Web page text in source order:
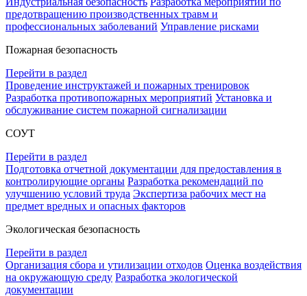
предотвращению производственных травм и
профессиональных заболеваний Управление рисками
Пожарная безопасность
Перейти в раздел
Проведение инструктажей и пожарных тренировок
Разработка противопожарных мероприятий Установка и
обслуживание систем пожарной сигнализации
СОУТ
Перейти в раздел
Подготовка отчетной документации для предоставления в
контролирующие органы Разработка рекомендаций по
улучшению условий труда Экспертиза рабочих мест на
предмет вредных и опасных факторов
Экологическая безопасность
Перейти в раздел
Организация сбора и утилизации отходов Оценка воздействия
на окружающую среду Разработка экологической
документации